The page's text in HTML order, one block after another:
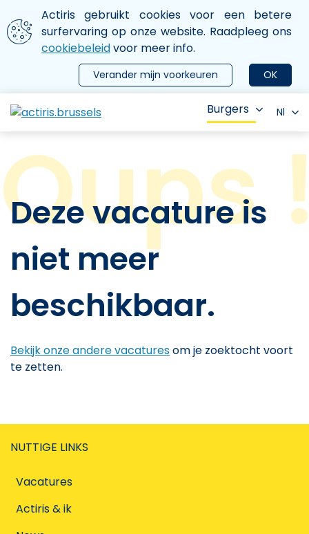
Aller au contenu principal
We gebruiken cookies
Actiris gebruikt cookies voor een betere
surfervaring op onze website. Raadpleeg ons
cookiebeleidvoor meer info.
OK
Verander mijn voorkeuren
le menu
Burgers Nl
Deze vacature is
niet meer
beschikbaar.
Bekijk onze andere vacaturesom je zoektocht voort
te zetten.
NUTTIGE LINKS
Vacatures
Actiris & ik